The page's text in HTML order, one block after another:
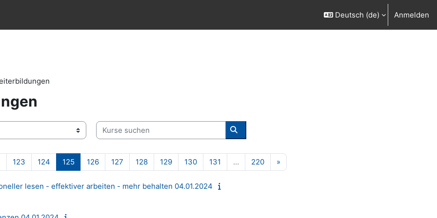
Deutsch ‎(de)‎ Anmelden
Kurse suchen
Kurse suchen
Seite 122
123Seite 123
124Seite 124
125Seite 125
126Seite 126
127Seite 127
128Seite 128
129Seite 129
130Seite 130
131 Seite 131
… 220Seite 220
»Nächste Seite
lesen - effektiver arbeiten - mehr behalten 04.01.2024